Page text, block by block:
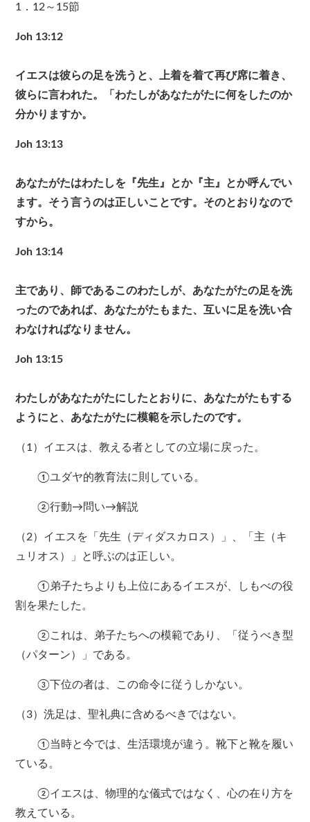
1．12～15節
Joh 13:12
イエスは彼らの足を洗うと、上着を着て再び席に着き、
彼らに言われた。「わたしがあなたがたに何をしたのか
分かりますか。
Joh 13:13
あなたがたはわたしを『先生』とか『主』とか呼んでい
ます。そう言うのは正しいことです。そのとおりなので
すから。
Joh 13:14
主であり、師であるこのわたしが、あなたがたの足を洗
ったのであれば、あなたがたもまた、互いに足を洗い合
わなければなりません。
Joh 13:15
わたしがあなたがたにしたとおりに、あなたがたもする
ようにと、あなたがたに模範を示したのです。
（1）イエスは、教える者としての立場に戻った。
①ユダヤ的教育法に則している。
②行動→問い→解説
（2）イエスを「先生（ディダスカロス）」、「主（キ
ュリオス）」と呼ぶのは正しい。
①弟子たちよりも上位にあるイエスが、しもべの役
割を果たした。
②これは、弟子たちへの模範であり、「従うべき型
（パターン）」である。
③下位の者は、この命令に従うしかない。
（3）洗足は、聖礼典に含めるべきではない。
①当時と今では、生活環境が違う。靴下と靴を履い
ている。
②イエスは、物理的な儀式ではなく、心の在り方を
教えている。